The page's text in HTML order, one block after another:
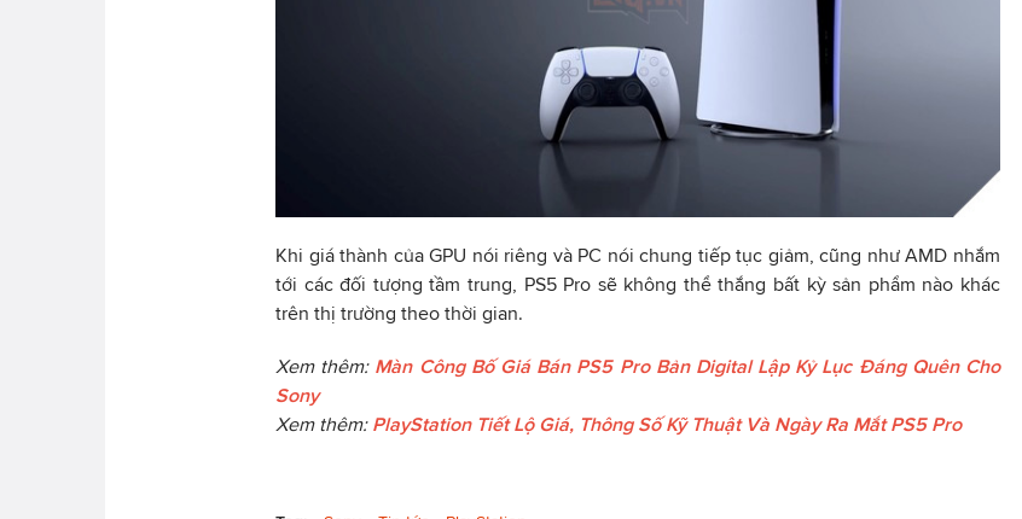
Khi giá thành của GPU nói riêng và PC nói chung tiếp tục giảm, cũng như AMD nhắm
tới các đối tượng tầm trung, PS5 Pro sẽ không thể thắng bất kỳ sản phẩm nào khác
trên thị trường theo thời gian.
Xem thêm: Màn Công Bố Giá Bán PS5 Pro Bản Digital Lập Kỷ Lục Đáng Quên Cho
Sony
Xem thêm: PlayStation Tiết Lộ Giá, Thông Số Kỹ Thuật Và Ngày Ra Mắt PS5 Pro